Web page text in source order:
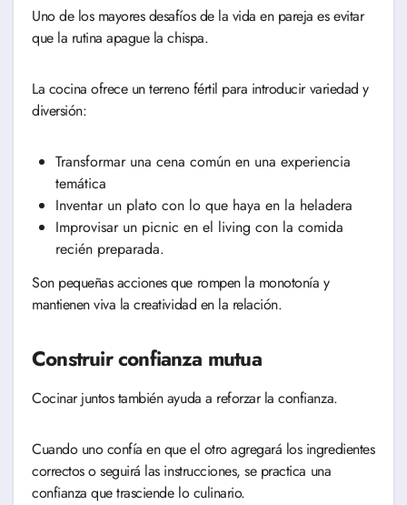
Uno de los mayores desafíos de la vida en pareja es evitar
que la rutina apague la chispa.
La cocina ofrece un terreno fértil para introducir variedad y
diversión:
Transformar una cena común en una experiencia
temática
Inventar un plato con lo que haya en la heladera
Improvisar un picnic en el living con la comida
recién preparada.
Son pequeñas acciones que rompen la monotonía y
mantienen viva la creatividad en la relación.
Construir confianza mutua
Cocinar juntos también ayuda a reforzar la confianza.
Cuando uno confía en que el otro agregará los ingredientes
correctos o seguirá las instrucciones, se practica una
confianza que trasciende lo culinario.